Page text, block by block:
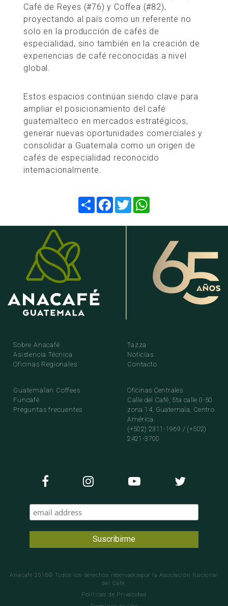
Café de Reyes (#76) y Coffea (#82),
proyectando al país como un referente no
solo en la producción de cafés de
especialidad, sino también en la creación de
experiencias de café reconocidas a nivel
global.
Estos espacios continúan siendo clave para
ampliar el posicionamiento del café
guatemalteco en mercados estratégicos,
generar nuevas oportunidades comerciales y
consolidar a Guatemala como un origen de
cafés de especialidad reconocido
internacionalmente.
CompartirFacebook
Twitter
Sobre Anacafé
Asistencia Técnica
Oficinas Regionales
Tazza
Noticias
Contacto
Guatemalan Coffees
Funcafé
Preguntas frecuentes
Oficinas Centrales
Calle del Café, 5ta calle 0-50
zona 14, Guatemala, Centro
América.
(+502) 2311-1969 / (+502)
2421-3700
Anacafé 2018© Todos los derechos reservadospor la Asociación Nacional
del Café.
Politicas de Privacidad